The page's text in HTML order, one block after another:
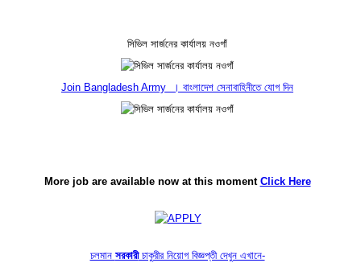
সিভিল সার্জনের কার্যালয় নওগাঁ
Join Bangladesh Army । বাংলাদেশ সেনাবাহিনীতে যোগ দিন
More job are available now at this moment Click Here
চলমান সরকারীচাকুরীর নিয়োগ বিজ্ঞপ্তী দেখুন এখানে-